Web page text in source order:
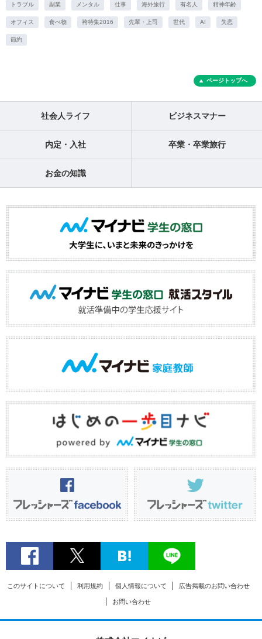
トラブル 副業 メンタル 仕事 海外旅行 有名人 精神年齢
オフィス 食べ物 袴特集2016 先輩・上司 世代 AI 失恋
節約
ページトップへ
社会人ライフ ビジネスマナー
内定・入社 卒業・卒業旅行
お金の知識
このサイトについて 利用規約 個人情報について 広告掲載のお問い合わせ
お問い合わせ